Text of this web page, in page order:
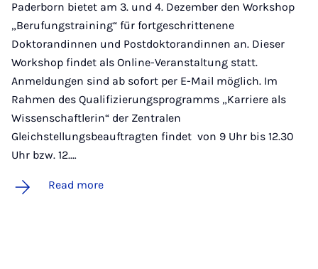
Paderborn bietet am 3. und 4. Dezember den Workshop
„Berufungstraining“ für fortgeschrittenene
Doktorandinnen und Postdoktorandinnen an. Dieser
Workshop findet als Online-Veranstaltung statt.
Anmeldungen sind ab sofort per E-Mail möglich. Im
Rahmen des Qualifizierungsprogramms „Karriere als
Wissenschaftlerin“ der Zentralen
Gleichstellungsbeauftragten findet von 9 Uhr bis 12.30
Uhr bzw. 12.…
Read more